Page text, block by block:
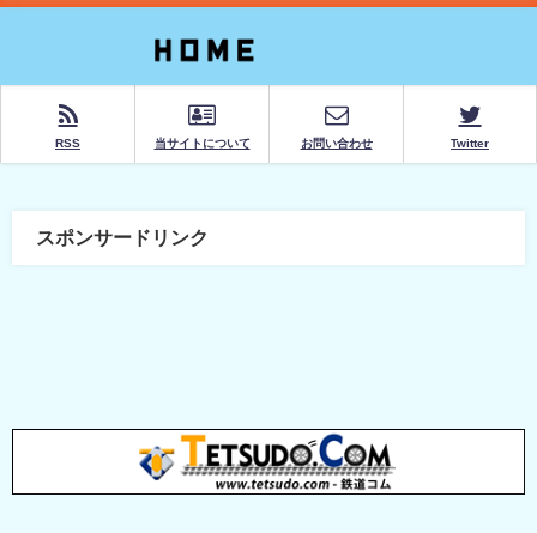
RSS 当サイトについて お問い合わせ Twitter
スポンサードリンク